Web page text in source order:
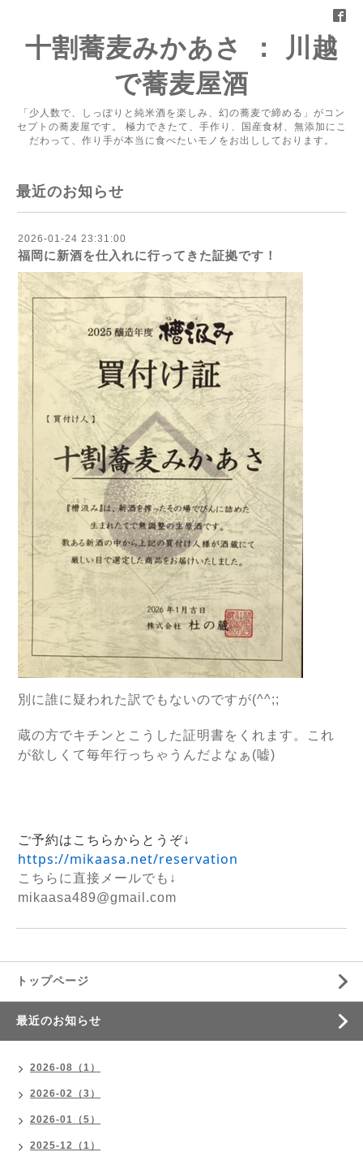
十割蕎麦みかあさ ： 川越
で蕎麦屋酒
「少人数で、しっぽりと純米酒を楽しみ、幻の蕎麦で締める」がコン
セプトの蕎麦屋です。 極力できたて、手作り、国産食材、無添加にこ
だわって、作り手が本当に食べたいモノをお出ししております。
最近のお知らせ
2026-01-24 23:31:00
福岡に新酒を仕入れに行ってきた証拠です！
別に誰に疑われた訳でもないのですが(^^;;
蔵の方でキチンとこうした証明書をくれます。これ
が欲しくて毎年行っちゃうんだよなぁ(嘘)
ご予約はこちらからとうぞ↓
https://mikaasa.net/reservation
こちらに直接メールでも↓
mikaasa489@gmail.com
トップページ
最近のお知らせ
2026-08（1）
2026-02（3）
2026-01（5）
2025-12（1）